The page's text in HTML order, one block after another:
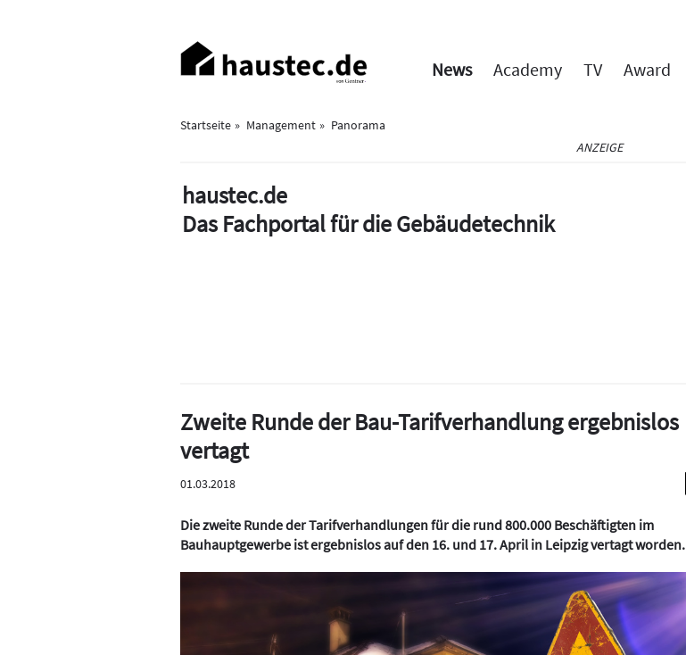
Haupt-
Navigation
News Academy TV Award
Startseite Management
Panorama
ANZEIGE
haustec.de
Das Fachportal für die Gebäudetechnik
Zweite Runde der Bau-Tarifverhandlung ergebnislos
vertagt
01.03.2018
Die zweite Runde der Tarifverhandlungen für die rund 800.000 Beschäftigten im
Bauhauptgewerbe ist ergebnislos auf den 16. und 17. April in Leipzig vertagt worden.